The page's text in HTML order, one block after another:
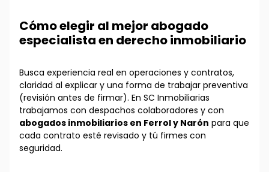
Cómo elegir al mejor abogado
especialista en derecho inmobiliario
Busca experiencia real en operaciones y contratos,
claridad al explicar y una forma de trabajar preventiva
(revisión antes de firmar). En SC Inmobiliarias
trabajamos con despachos colaboradores y con
abogados inmobiliarios en Ferrol y Narón para que
cada contrato esté revisado y tú firmes con
seguridad.